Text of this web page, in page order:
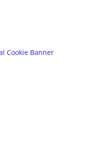
Cookie Banner